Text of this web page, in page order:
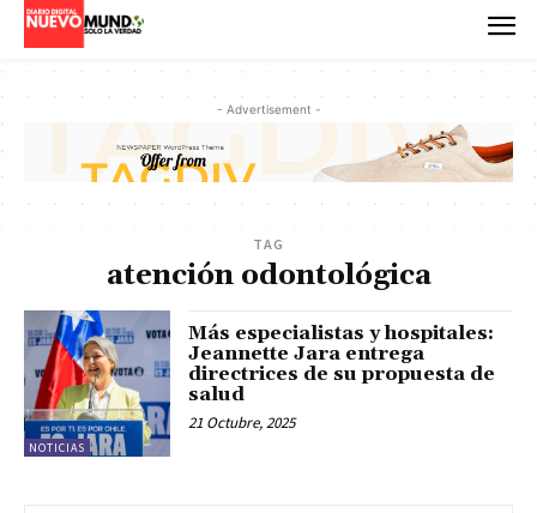
- Advertisement -
TAG
atención odontológica
NOTICIAS
Más especialistas y hospitales:
Jeannette Jara entrega
directrices de su propuesta de
salud
21 Octubre, 2025